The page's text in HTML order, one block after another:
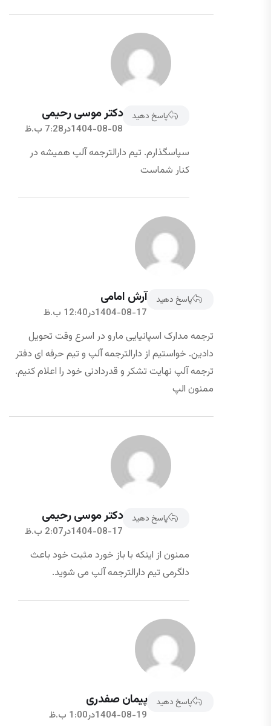
دکتر موسی رحیمی پاسخ دهید
1404-08-08در7:28 ب.ظ
سپاسگذارم. تیم دارالترجمه آلپ همیشه در
کنار شماست
آرش امامی پاسخ دهید
1404-08-17در12:40 ب.ظ
ترجمه مدارک اسپانیایی مارو در اسرع وقت تحویل
دادین. خواستیم از دارالترجمه آلپ و تیم حرفه ای دفتر
ترجمه آلپ نهایت تشکر و قدردادنی خود را اعلام کنیم.
ممنون الپ
دکتر موسی رحیمی پاسخ دهید
1404-08-17در2:07 ب.ظ
ممنون از اینکه با باز خورد مثبت خود باعث
دلگرمی تیم دارالترجمه آلپ می شوید.
پیمان صفدری پاسخ دهید
1404-08-19در1:00 ب.ظ